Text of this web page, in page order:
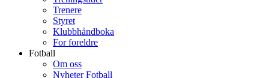
Trenere
Styret
Klubbhåndboka
For foreldre
Fotball
Om oss
Nyheter Fotball